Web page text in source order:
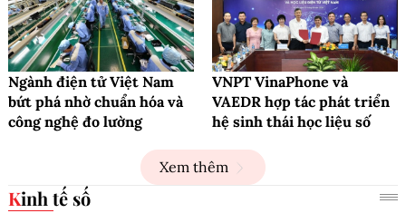
Ngành điện tử Việt Nam
bứt phá nhờ chuẩn hóa và
công nghệ đo lường
VNPT VinaPhone và
VAEDR hợp tác phát triển
hệ sinh thái học liệu số
Xem thêm
Kinh tế số